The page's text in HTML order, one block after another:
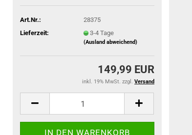
Art.Nr.:
28375
Lieferzeit:
3-4 Tage
(Ausland abweichend)
149,99 EUR
inkl. 19% MwSt. zzgl. Versand